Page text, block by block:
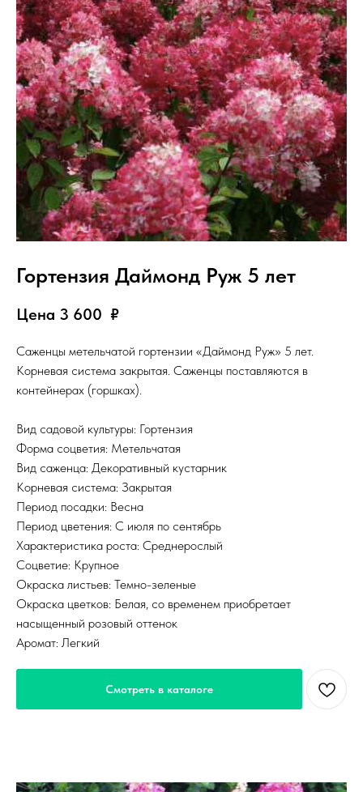
Гортензия Даймонд Руж 5 лет
Цена 3 600 ₽
Саженцы метельчатой гортензии «Даймонд Руж» 5 лет.
Корневая система закрытая. Саженцы поставляются в
контейнерах (горшках).
Вид садовой культуры: Гортензия
Форма соцветия: Метельчатая
Вид саженца: Декоративный кустарник
Корневая система: Закрытая
Период посадки: Весна
Период цветения: С июля по сентябрь
Характеристика роста: Среднерослый
Соцветие: Крупное
Окраска листьев: Темно-зеленые
Окраска цветков: Белая, со временем приобретает
насыщенный розовый оттенок
Аромат: Легкий
Смотреть в каталоге